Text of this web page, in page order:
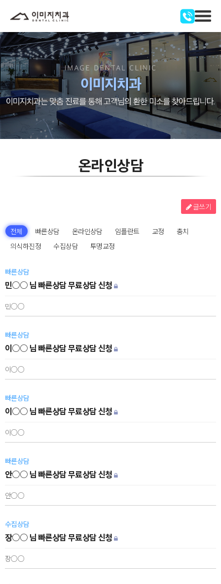
온라인상담
글쓰기
전체 빠른상담 온라인상담 임플란트 교정
충치
의식하진정
수집상담 투명교정
빠른상담
민○○ 님 빠른상담 무료상담 신청
민○○
빠른상담
이○○ 님 빠른상담 무료상담 신청
이○○
빠른상담
이○○ 님 빠른상담 무료상담 신청
이○○
빠른상담
안○○ 님 빠른상담 무료상담 신청
안○○
수집상담
장○○ 님 빠른상담 무료상담 신청
장○○